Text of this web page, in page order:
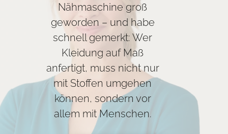
Nähmaschine groß
geworden – und habe
schnell gemerkt: Wer
Kleidung auf Maß
anfertigt, muss nicht nur
mit Stoffen umgehen
können, sondern vor
allem mit Menschen.